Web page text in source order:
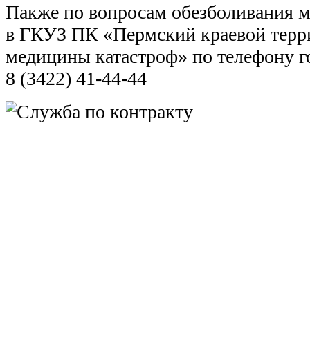
Пакже по вопросам обезболивания
в ГКУЗ ПК «Пермский краевой
медицины катастроф» по телефону
8 (3422) 41-44-44